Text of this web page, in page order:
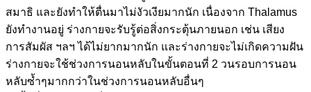
สมาธิ และยังทำให้ตื่นมาไม่งัวเงียมากนัก เนื่องจาก Thalamus
ยังทำงานอยู่ ร่างกายจะรับรู้ต่อสิ่งกระตุ้นภายนอก เช่น เสียง
การสัมผัส ฯลฯ ได้ไม่ยากมากนัก และร่างกายจะไม่เกิดความฝัน
ร่างกายจะใช้ช่วงการนอนหลับในขั้นตอนที่ 2 วนรอบการนอน
หลับซ้ำๆมากกว่าในช่วงการนอนหลับอื่นๆ